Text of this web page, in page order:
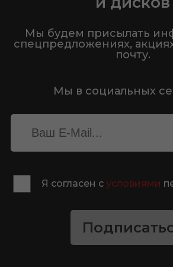
Мы будем присылать
спецпредложениях,
почту.
Мы в социальных
Я согласен с условиями